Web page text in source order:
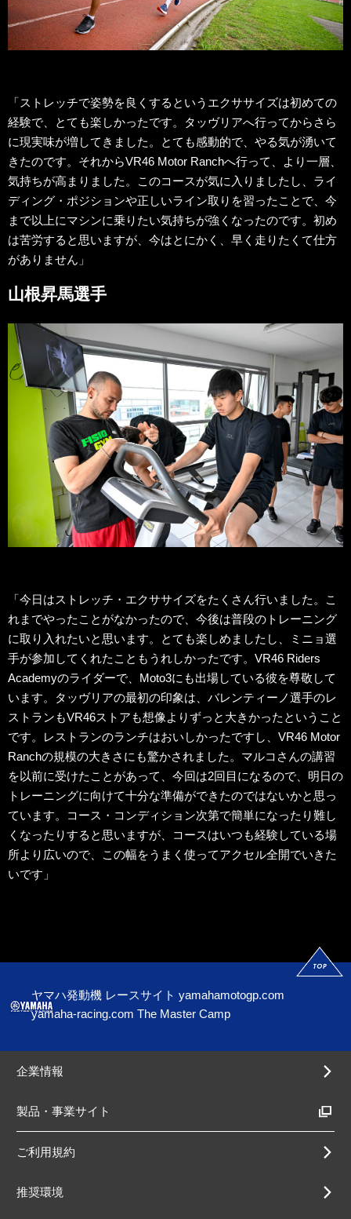
「ストレッチで姿勢を良くするというエクササイズは初めての
経験で、とても楽しかったです。タッヴリアへ行ってからさら
に現実味が増してきました。とても感動的で、やる気が湧いて
きたのです。それからVR46 Motor Ranchへ行って、より一層、
気持ちが高まりました。このコースが気に入りましたし、ライ
ディング・ポジションや正しいライン取りを習ったことで、今
まで以上にマシンに乗りたい気持ちが強くなったのです。初め
は苦労すると思いますが、今はとにかく、早く走りたくて仕方
がありません」
山根昇馬選手
「今日はストレッチ・エクササイズをたくさん行いました。こ
れまでやったことがなかったので、今後は普段のトレーニング
に取り入れたいと思います。とても楽しめましたし、ミニョ選
手が参加してくれたこともうれしかったです。VR46 Riders
Academyのライダーで、Moto3にも出場している彼を尊敬して
います。タッヴリアの最初の印象は、バレンティーノ選手のレ
ストランもVR46ストアも想像よりずっと大きかったということ
です。レストランのランチはおいしかったですし、VR46 Motor
Ranchの規模の大きさにも驚かされました。マルコさんの講習
を以前に受けたことがあって、今回は2回目になるので、明日の
トレーニングに向けて十分な準備ができたのではないかと思っ
ています。コース・コンディション次第で簡単になったり難し
くなったりすると思いますが、コースはいつも経験している場
所より広いので、この幅をうまく使ってアクセル全開でいきた
いです」
ヤマハ発動機 レースサイト yamahamotogp.com
yamaha-racing.com The Master Camp
企業情報
製品・事業サイト
ご利用規約
推奨環境